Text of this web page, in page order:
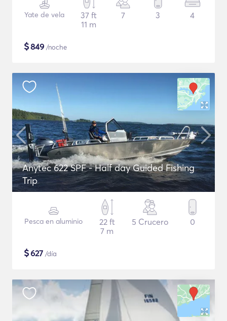
Yate de vela
37 ft
11 m
7 3 4
$849 /noche
Anytec 622 SPF - Half day Guided Fishing
Trip
Pesca en aluminio
22 ft
7 m
5 Crucero 0
$627 /día